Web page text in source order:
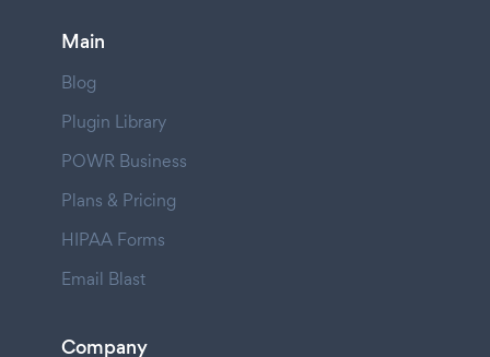
Main
Blog
Plugin Library
POWR Business
Plans & Pricing
HIPAA Forms
Email Blast
Company